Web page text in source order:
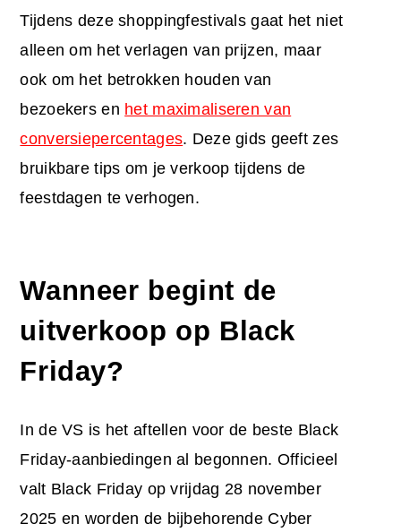
Tijdens deze shoppingfestivals gaat het niet
alleen om het verlagen van prijzen, maar
ook om het betrokken houden van
bezoekers en het maximaliseren van
conversiepercentages. Deze gids geeft zes
bruikbare tips om je verkoop tijdens de
feestdagen te verhogen.
Wanneer begint de
uitverkoop op Black
Friday?
In de VS is het aftellen voor de beste Black
Friday-aanbiedingen al begonnen. Officieel
valt Black Friday op vrijdag 28 november
2025 en worden de bijbehorende Cyber